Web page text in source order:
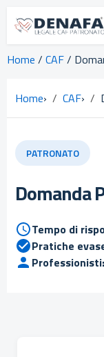
Home / CAF/
Home› CAF›
PATRONATO
Domanda
Tempo di
Pratiche
Professionisti: